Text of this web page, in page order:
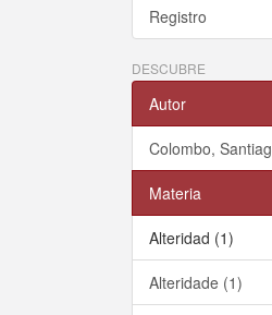
Registro
DESCUBRE
Autor
Colombo,
Materia
Alteridad (1)
Alteridade (1)